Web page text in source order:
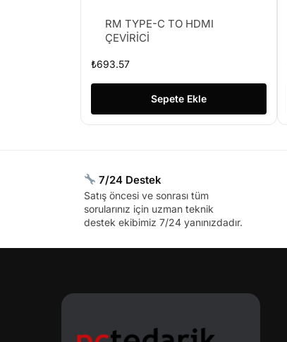
RM TYPE-C TO HDMI
ÇEVİRİCİ
₺693.57
Sepete Ekle
7/24 Destek
Satış öncesi ve sonrası tüm
sorularınız için uzman teknik
destek ekibimiz 7/24 yanınızdadır.